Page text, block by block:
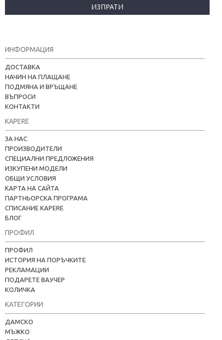
ИЗПРАТИ
ИНФОРМАЦИЯ
ДОСТАВКА
НАЧИН НА ПЛАЩАНЕ
ПОДМЯНА И ВРЪЩАНЕ
ВЪПРОСИ
КОНТАКТИ
KAPERE
ЗА НАС
ПРОИЗВОДИТЕЛИ
СПЕЦИАЛНИ ПРЕДЛОЖЕНИЯ
ИЗКУПЕНИ МОДЕЛИ
ОБЩИ УСЛОВИЯ
КАРТА НА САЙТА
ПАРТНЬОРСКА ПРОГРАМА
СПИСАНИЕ KAPERE
БЛОГ
ПРОФИЛ
ПРОФИЛ
ИСТОРИЯ НА ПОРЪЧКИТЕ
РЕКЛАМАЦИИ
ПОДАРЕТЕ ВАУЧЕР
КОЛИЧКА
КАТЕГОРИИ
ДАМСКО
МЪЖКО
Kapere.com